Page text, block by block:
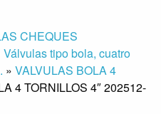
CHEQUES
Válvulas tipo bola, cuatro
» VALVULAS BOLA 4
4 TORNILLOS 4″ 202512-